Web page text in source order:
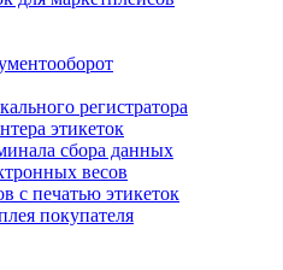
регистратора
этикеток
сбора данных
весов
с печатью этикеток
покупателя